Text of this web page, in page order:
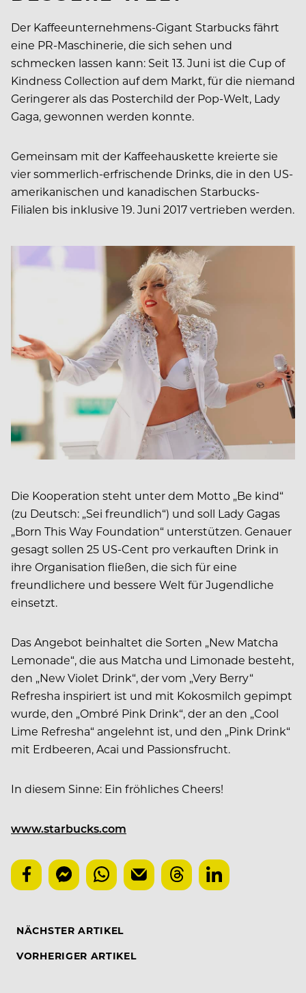
Der Kaffeeunternehmens-Gigant Starbucks fährt
eine PR-Maschinerie, die sich sehen und
schmecken lassen kann: Seit 13. Juni ist die Cup of
Kindness Collection auf dem Markt, für die niemand
Geringerer als das Posterchild der Pop-Welt, Lady
Gaga, gewonnen werden konnte.
Gemeinsam mit der Kaffeehauskette kreierte sie
vier sommerlich-erfrischende Drinks, die in den US-
amerikanischen und kanadischen Starbucks-
Filialen bis inklusive 19. Juni 2017 vertrieben werden.
Die Kooperation steht unter dem Motto „Be kind“
(zu Deutsch: „Sei freundlich“) und soll Lady Gagas
„Born This Way Foundation“ unterstützen. Genauer
gesagt sollen 25 US-Cent pro verkauften Drink in
ihre Organisation fließen, die sich für eine
freundlichere und bessere Welt für Jugendliche
einsetzt.
Das Angebot beinhaltet die Sorten „New Matcha
Lemonade“, die aus Matcha und Limonade besteht,
den „New Violet Drink“, der vom „Very Berry“
Refresha inspiriert ist und mit Kokosmilch gepimpt
wurde, den „Ombré Pink Drink“, der an den „Cool
Lime Refresha“ angelehnt ist, und den „Pink Drink“
mit Erdbeeren, Acai und Passionsfrucht.
In diesem Sinne: Ein fröhliches Cheers!
www.starbucks.com
NÄCHSTER ARTIKEL
VORHERIGER ARTIKEL